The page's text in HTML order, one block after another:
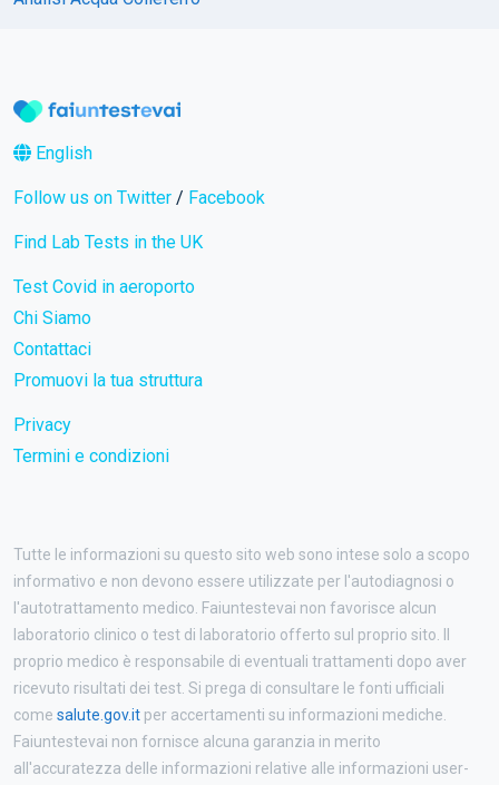
English
Follow us on Twitter / Facebook
Find Lab Tests in the UK
Test Covid in aeroporto
Chi Siamo
Contattaci
Promuovi la tua struttura
Privacy
Termini e condizioni
Tutte le informazioni su questo sito web sono intese solo a scopo
informativo e non devono essere utilizzate per l'autodiagnosi o
l'autotrattamento medico. Faiuntestevai non favorisce alcun
laboratorio clinico o test di laboratorio offerto sul proprio sito. Il
proprio medico è responsabile di eventuali trattamenti dopo aver
ricevuto risultati dei test. Si prega di consultare le fonti ufficiali
come salute.gov.it per accertamenti su informazioni mediche.
Faiuntestevai non fornisce alcuna garanzia in merito
all'accuratezza delle informazioni relative alle informazioni user-